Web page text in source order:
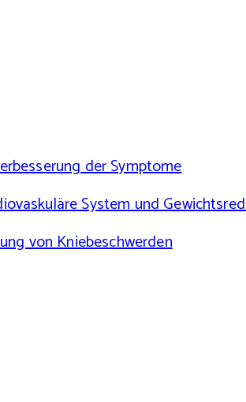
der Symptome
System und
von Kniebeschwerden